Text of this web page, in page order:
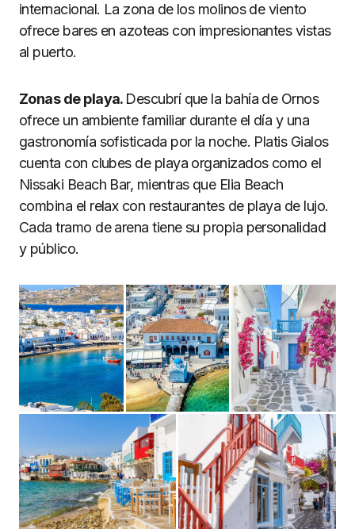
internacional. La zona de los molinos de viento
ofrece bares en azoteas con impresionantes vistas
al puerto.
Zonas de playa. Descubrí que la bahía de Ornos
ofrece un ambiente familiar durante el día y una
gastronomía sofisticada por la noche. Platis Gialos
cuenta con clubes de playa organizados como el
Nissaki Beach Bar, mientras que Elia Beach
combina el relax con restaurantes de playa de lujo.
Cada tramo de arena tiene su propia personalidad
y público.